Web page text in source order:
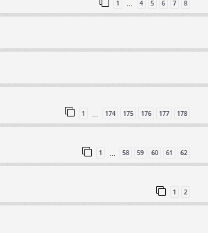
1 … 4 5 6 7 8
1 174 175 176 177 178
1 58 59 60 61 62
1 2